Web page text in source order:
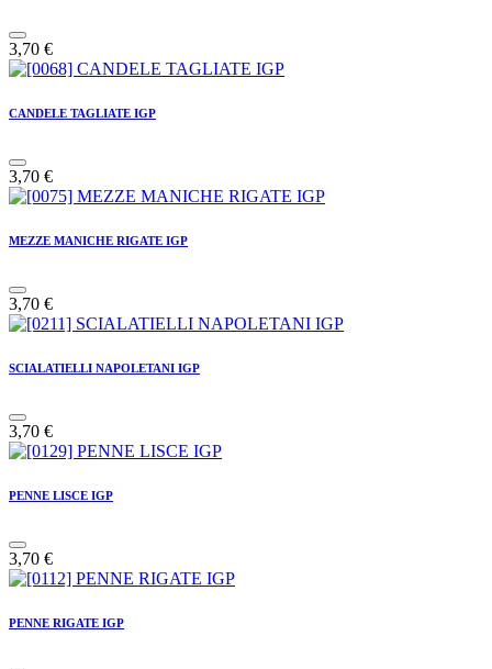
3,70 €
CANDELE TAGLIATE IGP
3,70 €
MEZZE MANICHE RIGATE IGP
3,70 €
SCIALATIELLI NAPOLETANI IGP
3,70 €
PENNE LISCE IGP
3,70 €
PENNE RIGATE IGP